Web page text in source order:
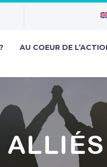
AU COEUR DE
ALLIÉS